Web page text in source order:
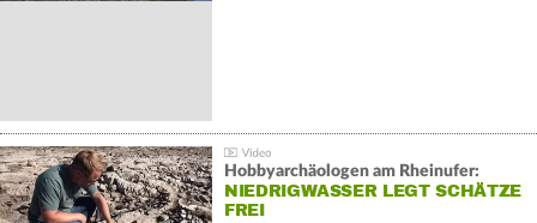
Hobbyarchäologen am Rheinufer:
NIEDRIGWASSER LEGT SCHÄTZE
FREI